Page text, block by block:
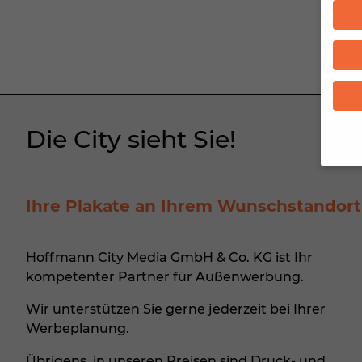
Die City sieht Sie!
Ihre Plakate an Ihrem
Hoffmann City Media GmbH & Co. KG ist Ihr
kompetenter Partner für Außenwerbung.
Wir unterstützen Sie gerne jederzeit bei Ihrer
Werbeplanung.
B.